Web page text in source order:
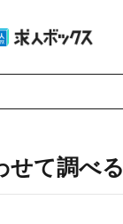
せて調べる